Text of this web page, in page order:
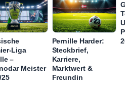
Liga
–
Meister
25
Pernille Harder:
Steckbrief,
Karriere,
Marktwert &
Freundin